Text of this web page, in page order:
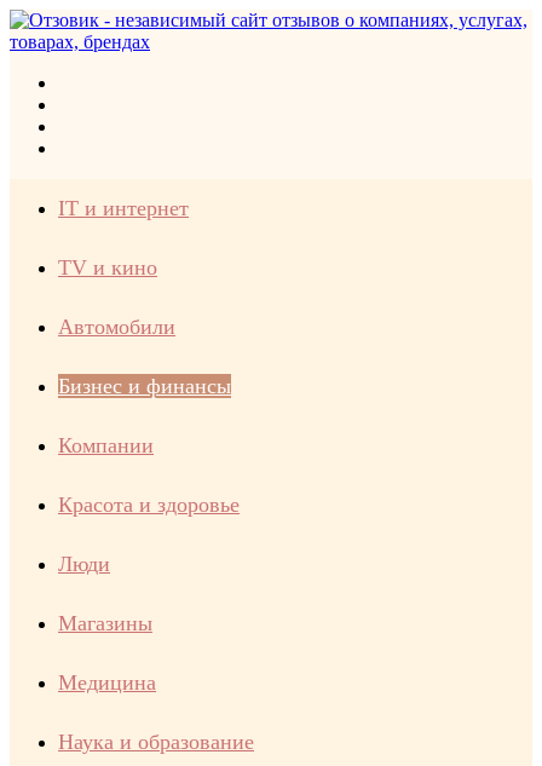
IT и интернет
TV и кино
Автомобили
Бизнес и финансы
Компании
Красота и здоровье
Люди
Магазины
Медицина
Наука и образование